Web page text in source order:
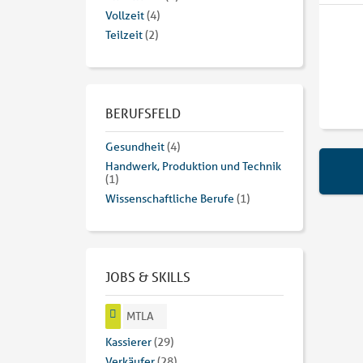
Vollzeit(4)
Teilzeit(2)
BERUFSFELD
Gesundheit(4)
Handwerk, Produktion und Technik
(1)
Wissenschaftliche Berufe (1)
JOBS & SKILLS
MTLA
Kassierer(29)